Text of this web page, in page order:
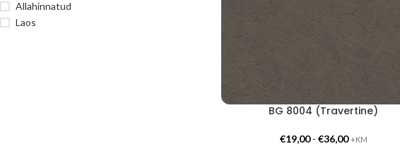
Allahinnatud
Laos
BG 8004 (Travertine)
€19,00- €36,00 +KM